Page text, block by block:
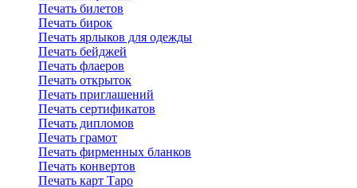
Печать билетов
Печать бирок
Печать ярлыков для одежды
Печать бейджей
Печать флаеров
Печать открыток
Печать приглашений
Печать сертификатов
Печать дипломов
Печать грамот
Печать фирменных бланков
Печать конвертов
Печать карт Таро